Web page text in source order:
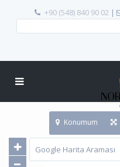
+90 (548) 840 90 02 |
Konumum